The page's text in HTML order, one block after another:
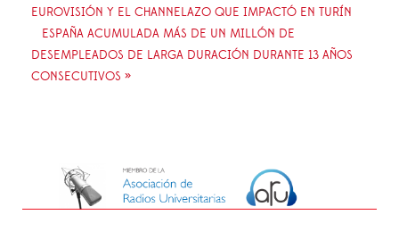
EUROVISIÓN Y EL CHANNELAZO QUE IMPACTÓ EN TURÍN
ESPAÑA ACUMULADA MÁS DE UN MILLÓN DE
DESEMPLEADOS DE LARGA DURACIÓN DURANTE 13 AÑOS
CONSECUTIVOS »